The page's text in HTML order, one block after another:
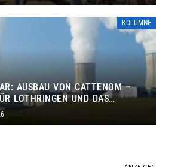
KOLUMNE
AUSBAU VON CATTENOM –
LOTHRINGEN UND DAS